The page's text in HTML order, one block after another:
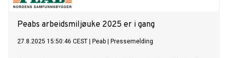
Peabs arbeidsmiljøuke 2025 er i gang
27.8.2025 15:50:46 CEST Peab Pressemelding